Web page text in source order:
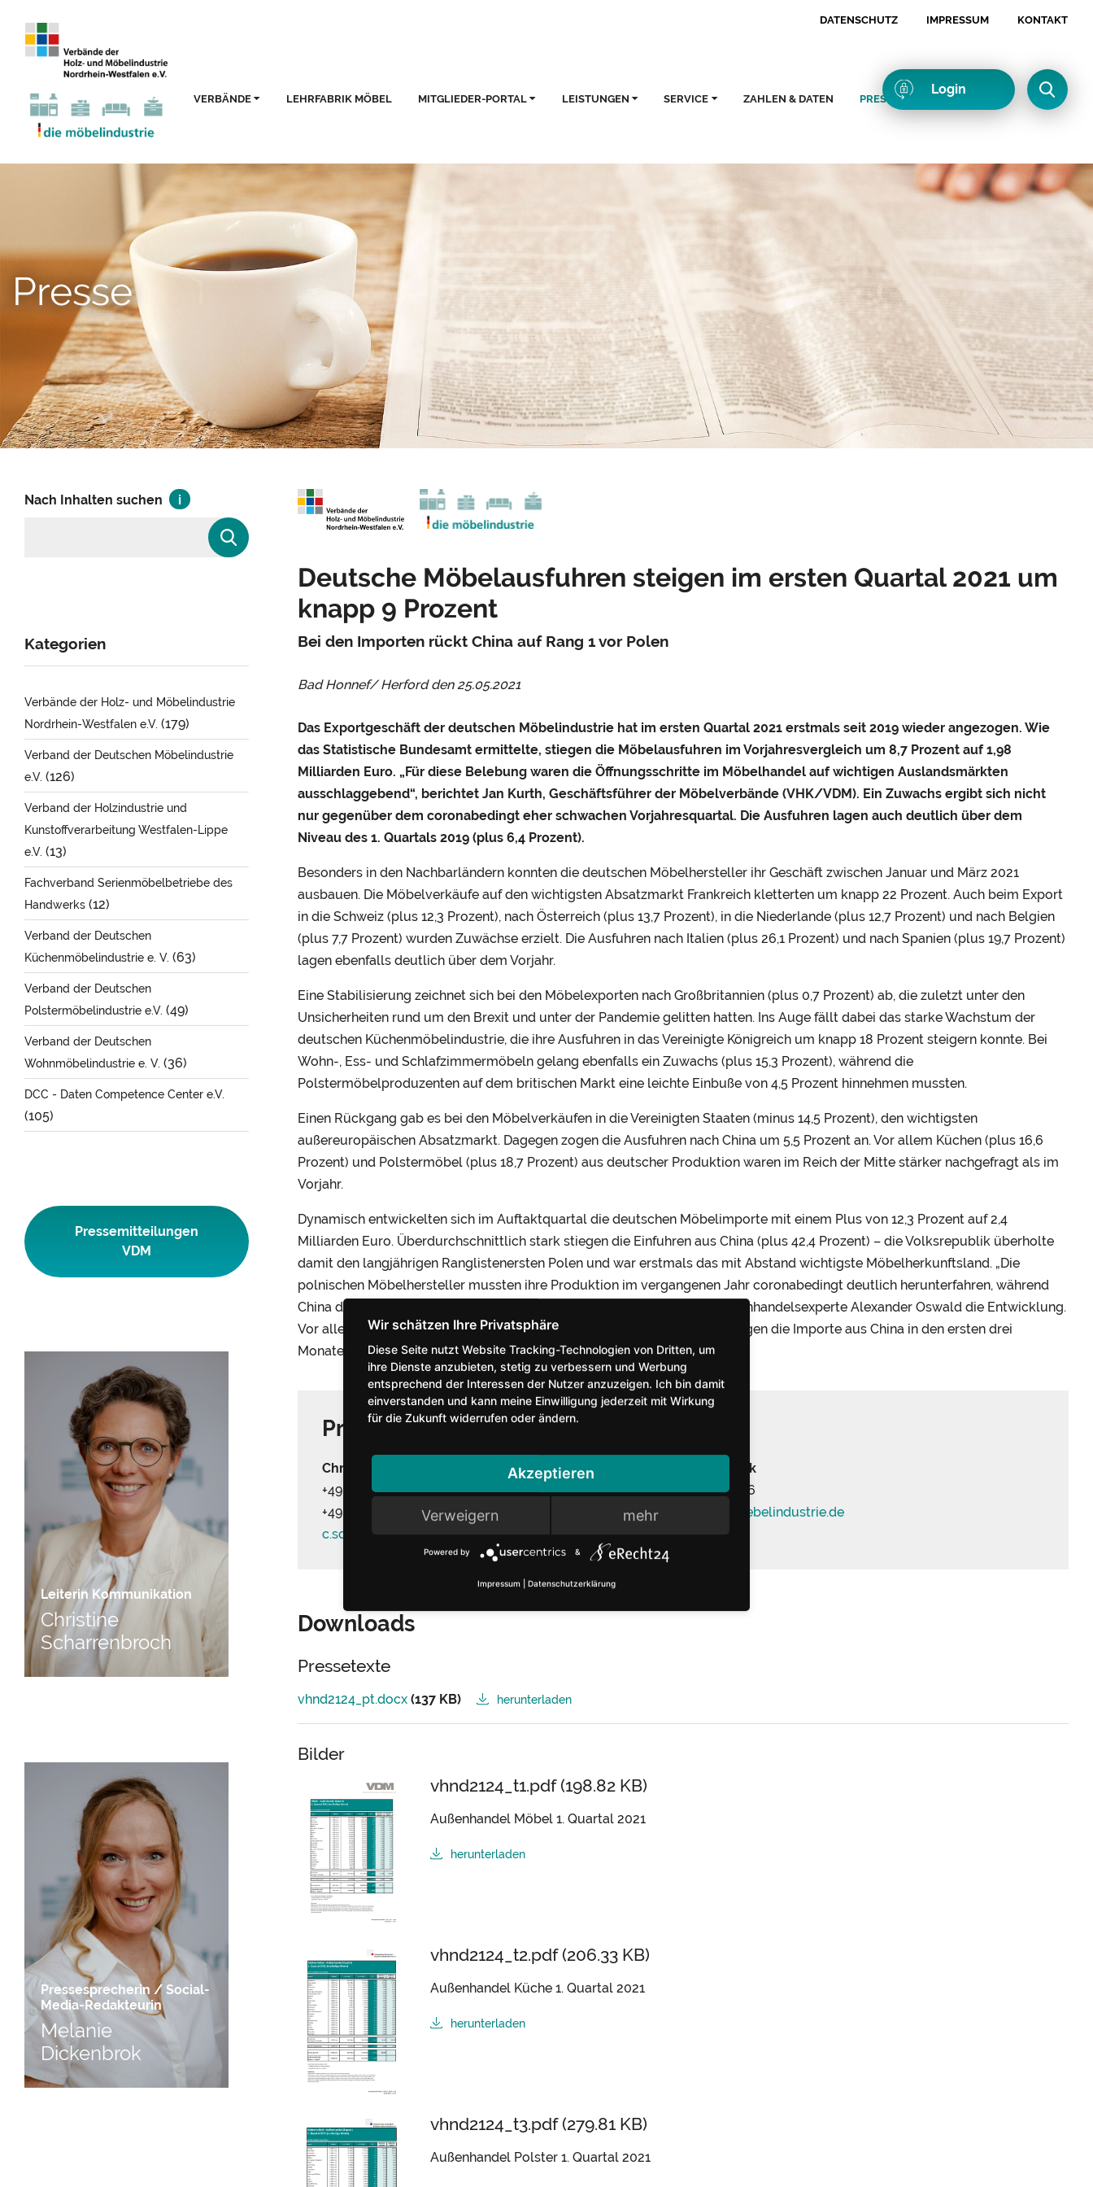
VERBÄNDE LEHRFABRIK MÖBEL MITGLIEDER-PORTAL LEISTUNGEN SERVICE ZAHLEN & DATEN PRESSE
DATENSCHUTZ IMPRESSUM KONTAKT
Login
Presse
Nach Inhalten suchen
Kategorien
Verbände der Holz- und Möbelindustrie
Nordrhein-Westfalen e.V. (179)
Verband der Deutschen Möbelindustrie
e.V. (126)
Verband der Holzindustrie und
Kunstoffverarbeitung Westfalen-Lippe
e.V. (13)
Fachverband Serienmöbelbetriebe des
Handwerks (12)
Verband der Deutschen
Küchenmöbelindustrie e. V. (63)
Verband der Deutschen
Polstermöbelindustrie e.V. (49)
Verband der Deutschen
Wohnmöbelindustrie e. V. (36)
DCC - Daten Competence Center e.V.
(105)
Pressemitteilungen
VDM
Leiterin Kommunikation
Christine
Scharrenbroch
Pressesprecherin / Social-
Media-Redakteurin
Melanie
Dickenbrok
Deutsche Möbelausfuhren steigen im ersten Quartal 2021 um
knapp 9 Prozent
Bei den Importen rückt China auf Rang 1 vor Polen
Bad Honnef/ Herford den 25.05.2021
Das Exportgeschäft der deutschen Möbelindustrie hat im ersten Quartal 2021 erstmals seit 2019 wieder angezogen. Wie
das Statistische Bundesamt ermittelte, stiegen die Möbelausfuhren im Vorjahresvergleich um 8,7 Prozent auf 1,98
Milliarden Euro. „Für diese Belebung waren die Öffnungsschritte im Möbelhandel auf wichtigen Auslandsmärkten
ausschlaggebend“, berichtet Jan Kurth, Geschäftsführer der Möbelverbände (VHK/VDM). Ein Zuwachs ergibt sich nicht
nur gegenüber dem coronabedingt eher schwachen Vorjahresquartal. Die Ausfuhren lagen auch deutlich über dem
Niveau des 1. Quartals 2019 (plus 6,4 Prozent).
Besonders in den Nachbarländern konnten die deutschen Möbelhersteller ihr Geschäft zwischen Januar und März 2021
ausbauen. Die Möbelverkäufe auf den wichtigsten Absatzmarkt Frankreich kletterten um knapp 22 Prozent. Auch beim Export
in die Schweiz (plus 12,3 Prozent), nach Österreich (plus 13,7 Prozent), in die Niederlande (plus 12,7 Prozent) und nach Belgien
(plus 7,7 Prozent) wurden Zuwächse erzielt. Die Ausfuhren nach Italien (plus 26,1 Prozent) und nach Spanien (plus 19,7 Prozent)
lagen ebenfalls deutlich über dem Vorjahr.
Eine Stabilisierung zeichnet sich bei den Möbelexporten nach Großbritannien (plus 0,7 Prozent) ab, die zuletzt unter den
Unsicherheiten rund um den Brexit und unter der Pandemie gelitten hatten. Ins Auge fällt dabei das starke Wachstum der
deutschen Küchenmöbelindustrie, die ihre Ausfuhren in das Vereinigte Königreich um knapp 18 Prozent steigern konnte. Bei
Wohn-, Ess- und Schlafzimmermöbeln gelang ebenfalls ein Zuwachs (plus 15,3 Prozent), während die
Polstermöbelproduzenten auf dem britischen Markt eine leichte Einbuße von 4,5 Prozent hinnehmen mussten.
Einen Rückgang gab es bei den Möbelverkäufen in die Vereinigten Staaten (minus 14,5 Prozent), den wichtigsten
außereuropäischen Absatzmarkt. Dagegen zogen die Ausfuhren nach China um 5,5 Prozent an. Vor allem Küchen (plus 16,6
Prozent) und Polstermöbel (plus 18,7 Prozent) aus deutscher Produktion waren im Reich der Mitte stärker nachgefragt als im
Vorjahr.
Dynamisch entwickelten sich im Auftaktquartal die deutschen Möbelimporte mit einem Plus von 12,3 Prozent auf 2,4
Milliarden Euro. Überdurchschnittlich stark stiegen die Einfuhren aus China (plus 42,4 Prozent) – die Volksrepublik überholte
damit den langjährigen Ranglistenersten Polen und war erstmals das mit Abstand wichtigste Möbelherkunftsland. „Die
polnischen Möbelhersteller mussten ihre Produktion im vergangenen Jahr coronabedingt deutlich herunterfahren, während
China die Krise schon früher überwinden konnte“, kommentiert VDM-Außenhandelsexperte Alexander Oswald die Entwicklung.
Vor allem in den Segmenten Polster- und Sitzmöbel sowie Büromöbel zogen die Importe aus China in den ersten drei
Monaten stark an.
Pressekontakte:
Christine Scharrenbroch
+49 (0) 5221 12 65 17
+49 (0) 2224 9377 17
c.scharrenbroch@moebelindustrie.de
Melanie Dickenbrok
+49 (0) 5221 12 65 26
m.dickenbrok@
moebelindustrie.de
Downloads
Pressetexte
vhnd2124_pt.docx (137 KB) herunterladen
Bilder
vhnd2124_t1.pdf (198.82 KB)
Außenhandel Möbel 1. Quartal 2021
herunterladen
vhnd2124_t2.pdf (206.33 KB)
Außenhandel Küche 1. Quartal 2021
herunterladen
vhnd2124_t3.pdf (279.81 KB)
Außenhandel Polster 1. Quartal 2021
Diese Seite nutzt Website Tracking-Technologien von Dritten, um
ihre Dienste anzubieten, stetig zu verbessern und Werbung
entsprechend der Interessen der Nutzer anzuzeigen. Ich bin damit
einverstanden und kann meine Einwilligung jederzeit mit Wirkung
für die Zukunft widerrufen oder ändern.
Akzeptieren
Verweigern mehr
Powered by &
Impressum Datenschutzerklärung